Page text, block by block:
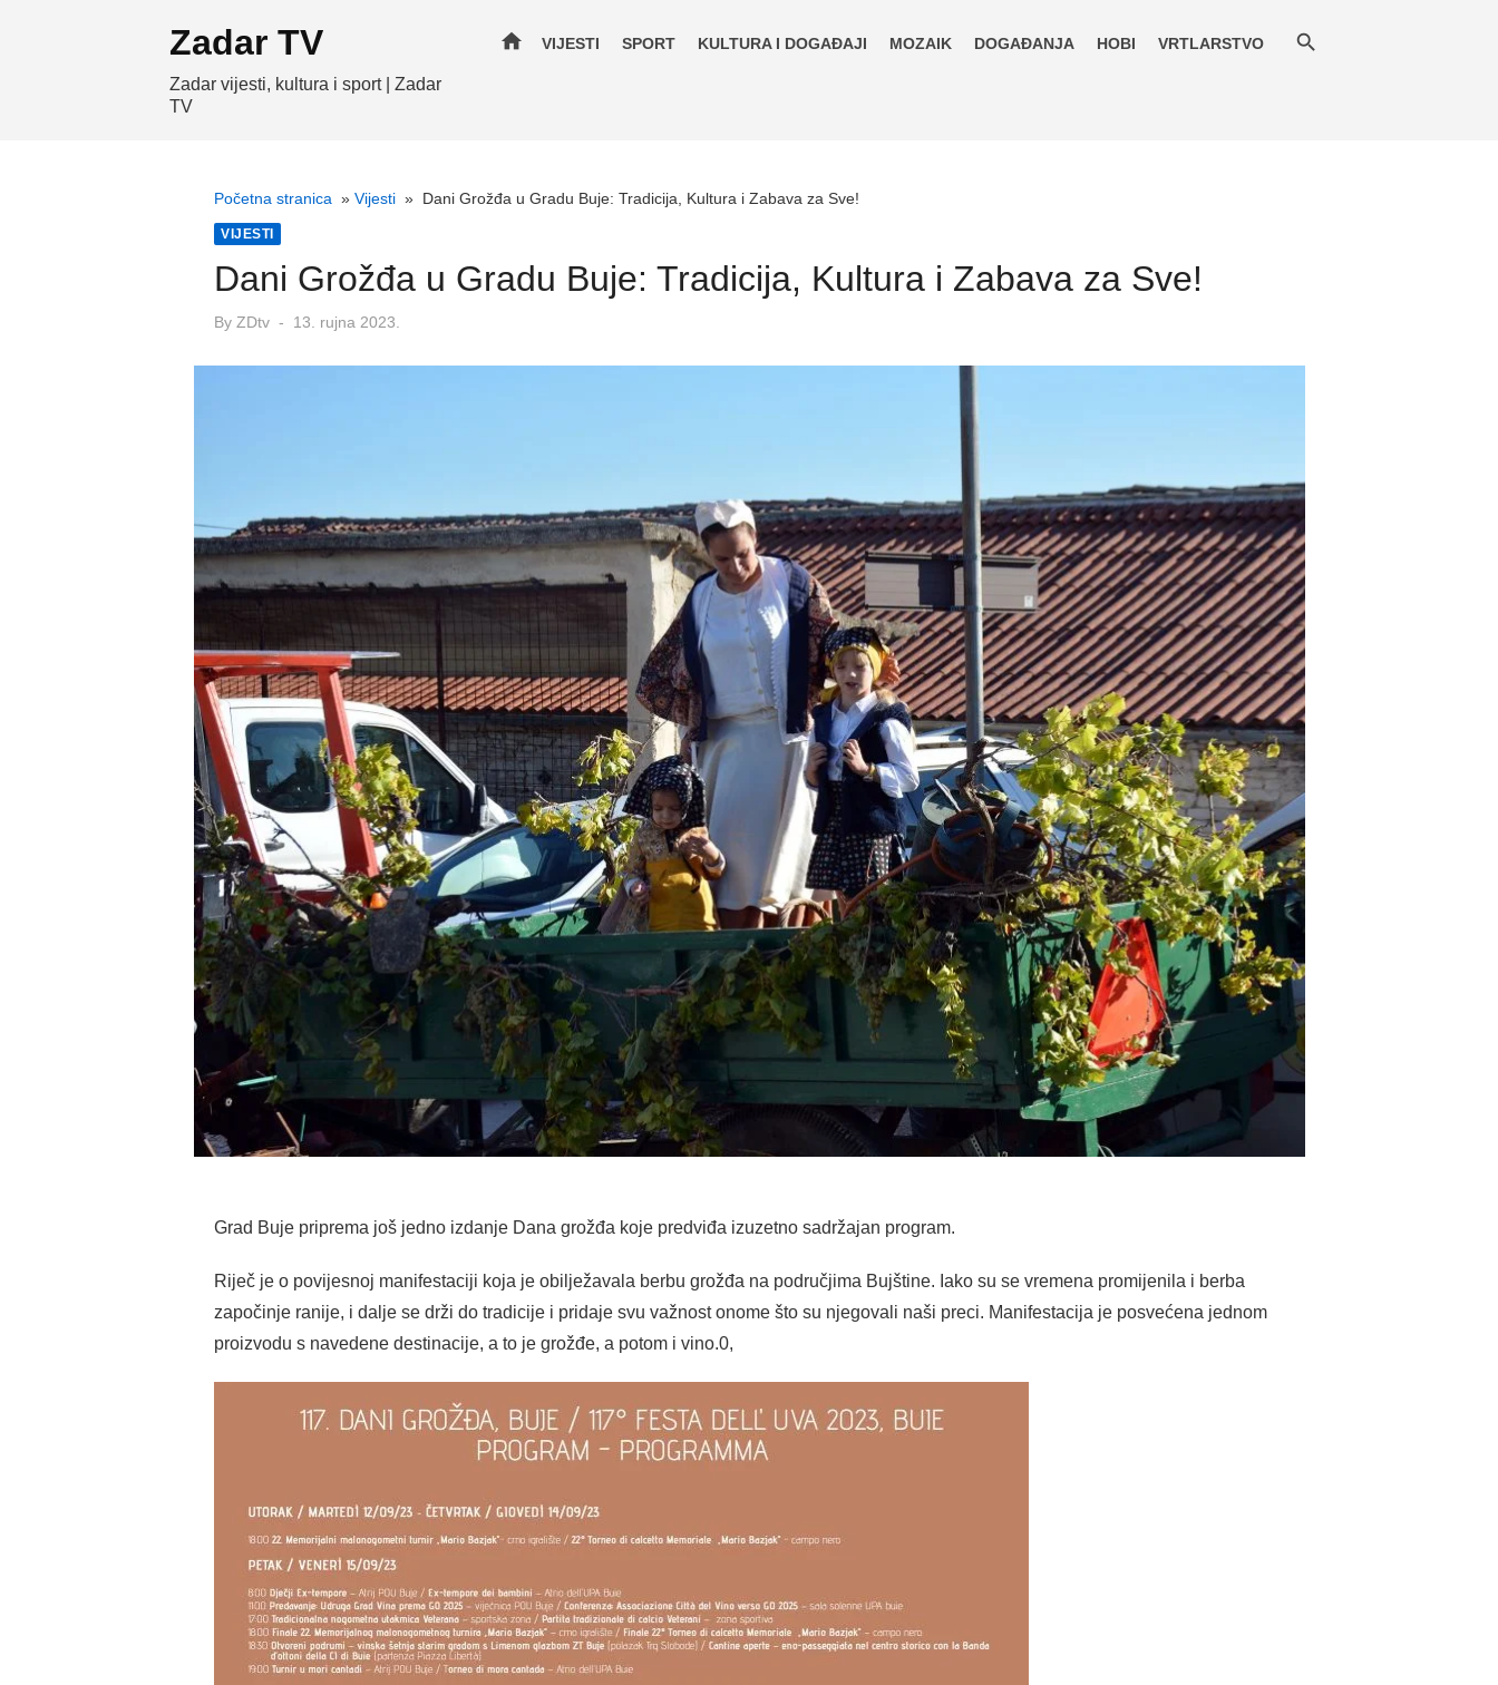
Zadar TV
Zadar vijesti, kultura i sport | Zadar
TV
home VIJESTI SPORT KULTURA I DOGAĐAJI MOZAIK DOGAĐANJA HOBI VRTLARSTVO
Početna stranica » Vijesti » Dani Grožđa u Gradu Buje: Tradicija, Kultura i Zabava za Sve!
VIJESTI
Dani Grožđa u Gradu Buje: Tradicija, Kultura i Zabava za Sve!
By ZDtv
Posted
13. rujna 2023.
Grad Buje priprema još jedno izdanje Dana grožđa koje predviđa izuzetno sadržajan program.
Riječ je o povijesnoj manifestaciji koja je obilježavala berbu grožđa na područjima Bujštine. Iako su se vremena promijenila i berba
započinje ranije, i dalje se drži do tradicije i pridaje svu važnost onome što su njegovali naši preci. Manifestacija je posvećena jednom
proizvodu s navedene destinacije, a to je grožđe, a potom i vino.0,